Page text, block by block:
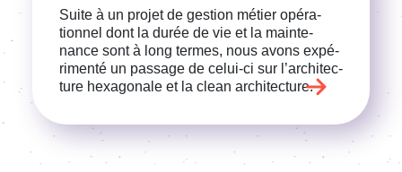
Suite à un projet de gestion métier opéra­
tion­nel dont la durée de vie et la main­te­
nance sont à long termes, nous avons expé­
ri­menté un passage de celui-ci sur l’ar­chi­tec­
ture hexa­go­nale et la clean archi­tec­ture.